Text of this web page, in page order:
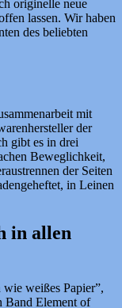
originelle neue
lassen. Wir haben
des beliebten
mit
der
gibt es in drei
Beweglichkeit,
der Seiten
in Leinen
in allen
weißes Papier”,
Band Element of